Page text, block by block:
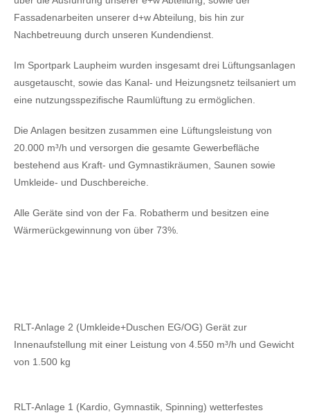
Fassadenarbeiten unserer d+w Abteilung, bis hin zur
Nachbetreuung durch unseren Kundendienst.
Im Sportpark Laupheim wurden insgesamt drei Lüftungsanlagen
ausgetauscht, sowie das Kanal- und Heizungsnetz teilsaniert um
eine nutzungsspezifische Raumlüftung zu ermöglichen.
Die Anlagen besitzen zusammen eine Lüftungsleistung von
20.000 m³/h und versorgen die gesamte Gewerbefläche
bestehend aus Kraft- und Gymnastikräumen, Saunen sowie
Umkleide- und Duschbereiche.
Alle Geräte sind von der Fa. Robatherm und besitzen eine
Wärmerückgewinnung von über 73%.
RLT-Anlage 2 (Umkleide+Duschen EG/OG) Gerät zur
Innenaufstellung mit einer Leistung von 4.550 m³/h und Gewicht
von 1.500 kg
RLT-Anlage 1 (Kardio, Gymnastik, Spinning) wetterfestes